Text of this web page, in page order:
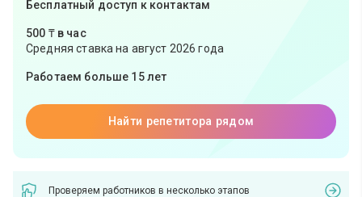
Бесплатный доступ к контактам
500 ₸ в час
Средняя ставка на август 2026 года
Работаем больше 15 лет
Найти репетитора рядом
Проверяем работников в несколько этапов